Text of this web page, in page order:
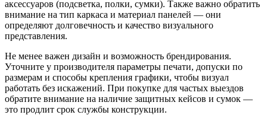
аксессуаров (подсветка, полки, сумки). Также важно обратить
внимание на тип каркаса и материал панелей — они
определяют долговечность и качество визуального
представления.
Не менее важен дизайн и возможность брендирования.
Уточните у производителя параметры печати, допуски по
размерам и способы крепления графики, чтобы визуал
работать без искажений. При покупке для частых выездов
обратите внимание на наличие защитных кейсов и сумок —
это продлит срок службы конструкции.